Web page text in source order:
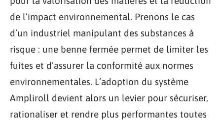
de l’impact environnemental. Prenons le cas
d’un industriel manipulant des substances à
risque : une benne fermée permet de limiter les
fuites et d’assurer la conformité aux normes
environnementales. L’adoption du système
Ampliroll devient alors un levier pour sécuriser,
rationaliser et rendre plus performantes toutes